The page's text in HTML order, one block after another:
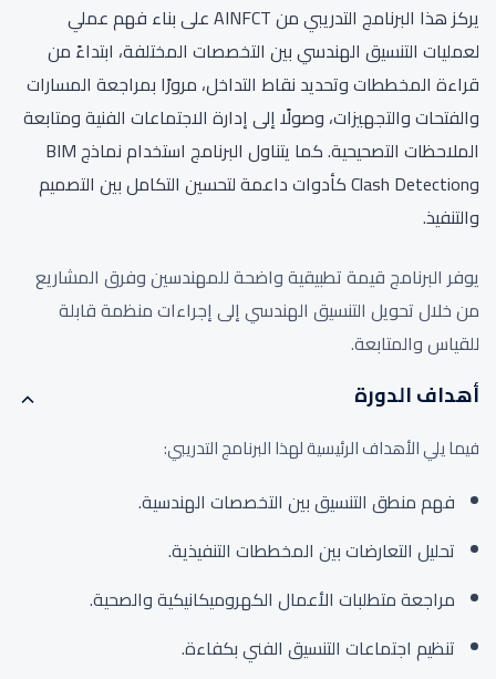
يركز هذا البرنامج التدريبي من AINFCT على بناء فهم عملي
لعمليات التنسيق الهندسي بين التخصصات المختلفة، ابتداءً من
قراءة المخططات وتحديد نقاط التداخل، مرورًا بمراجعة المسارات
والفتحات والتجهيزات، وصولًا إلى إدارة الاجتماعات الفنية ومتابعة
الملاحظات التصحيحية. كما يتناول البرنامج استخدام نماذج BIM
وClash Detection كأدوات داعمة لتحسين التكامل بين التصميم
والتنفيذ.
يوفر البرنامج قيمة تطبيقية واضحة للمهندسين وفرق المشاريع
من خلال تحويل التنسيق الهندسي إلى إجراءات منظمة قابلة
للقياس والمتابعة.
أهداف الدورة
فيما يلي الأهداف الرئيسية لهذا البرنامج التدريبي:
فهم منطق التنسيق بين التخصصات الهندسية.
تحليل التعارضات بين المخططات التنفيذية.
مراجعة متطلبات الأعمال الكهروميكانيكية والصحية.
تنظيم اجتماعات التنسيق الفني بكفاءة.